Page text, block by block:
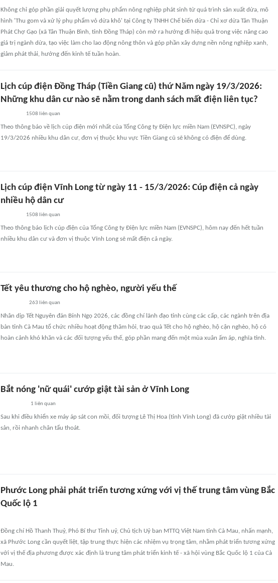
Không chỉ góp phần giải quyết lượng phụ phẩm nông nghiệp phát sinh từ quá trình sản xuất dừa, mô
hình 'Thu gom và xử lý phụ phẩm vỏ dừa khô' tại Công ty TNHH Chế biến dừa - Chỉ xơ dừa Tân Thuận
Phát Chợ Gạo (xã Tân Thuận Bình, tỉnh Đồng Tháp) còn mở ra hướng đi hiệu quả trong việc nâng cao
giá trị ngành dừa, tạo việc làm cho lao động nông thôn và góp phần xây dựng nền nông nghiệp xanh,
giảm phát thải, hướng đến kinh tế tuần hoàn.
Lịch cúp điện Đồng Tháp (Tiền Giang cũ) thứ Năm ngày 19/3/2026:
Những khu dân cư nào sẽ nằm trong danh sách mất điện liên tục?
1508 liên quan
Theo thông báo về lịch cúp điện mới nhất của Tổng Công ty Điện lực miền Nam (EVNSPC), ngày
19/3/2026 nhiều khu dân cư, đơn vị thuộc khu vực Tiền Giang cũ sẽ không có điện để dùng.
Lịch cúp điện Vĩnh Long từ ngày 11 - 15/3/2026: Cúp điện cả ngày
nhiều hộ dân cư
1508 liên quan
Theo thông báo lịch cúp điện của Tổng Công ty Điện lực miền Nam (EVNSPC), hôm nay đến hết tuần
nhiều khu dân cư và đơn vị thuộc Vĩnh Long sẽ mất điện cả ngày.
Tết yêu thương cho hộ nghèo, người yếu thế
263 liên quan
Nhân dịp Tết Nguyên đán Bính Ngọ 2026, các đồng chí lãnh đạo tỉnh cùng các cấp, các ngành trên địa
bàn tỉnh Cà Mau tổ chức nhiều hoạt động thăm hỏi, trao quà Tết cho hộ nghèo, hộ cận nghèo, hộ có
hoàn cảnh khó khăn và các đối tượng yếu thế, góp phần mang đến một mùa xuân ấm áp, nghĩa tình.
Bắt nóng 'nữ quái' cướp giật tài sản ở Vĩnh Long
1 liên quan
Sau khi điều khiển xe máy áp sát con mồi, đối tượng Lê Thị Hoa (tỉnh Vĩnh Long) đã cướp giật nhiều tài
sản, rồi nhanh chân tẩu thoát.
Phước Long phải phát triển tương xứng với vị thế trung tâm vùng Bắc
Quốc lộ 1
Đồng chí Hồ Thanh Thuỷ, Phó Bí thư Tỉnh uỷ, Chủ tịch Uỷ ban MTTQ Việt Nam tỉnh Cà Mau, nhấn mạnh,
xã Phước Long cần quyết liệt, tập trung thực hiện các nhiệm vụ trọng tâm, nhằm phát triển tương xứng
với vị thế địa phương được xác định là trung tâm phát triển kinh tế - xã hội vùng Bắc Quốc lộ 1 của Cà
Mau.